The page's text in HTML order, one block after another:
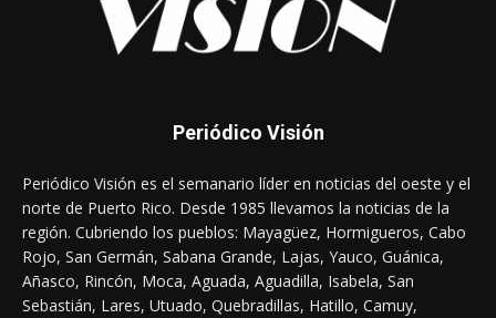
Periódico Visión
Periódico Visión es el semanario líder en noticias del oeste y el
norte de Puerto Rico. Desde 1985 llevamos la noticias de la
región. Cubriendo los pueblos: Mayagüez, Hormigueros, Cabo
Rojo, San Germán, Sabana Grande, Lajas, Yauco, Guánica,
Añasco, Rincón, Moca, Aguada, Aguadilla, Isabela, San
Sebastián, Lares, Utuado, Quebradillas, Hatillo, Camuy,